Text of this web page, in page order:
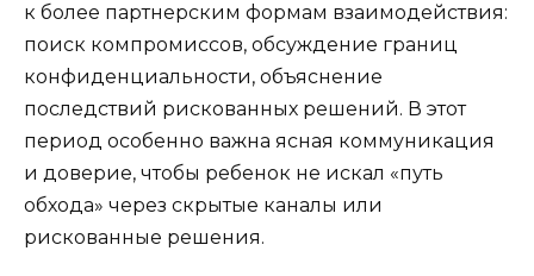
к более партнерским формам взаимодействия:
поиск компромиссов, обсуждение границ
конфиденциальности, объяснение
последствий рискованных решений. В этот
период особенно важна ясная коммуникация
и доверие, чтобы ребенок не искал «путь
обхода» через скрытые каналы или
рискованные решения.